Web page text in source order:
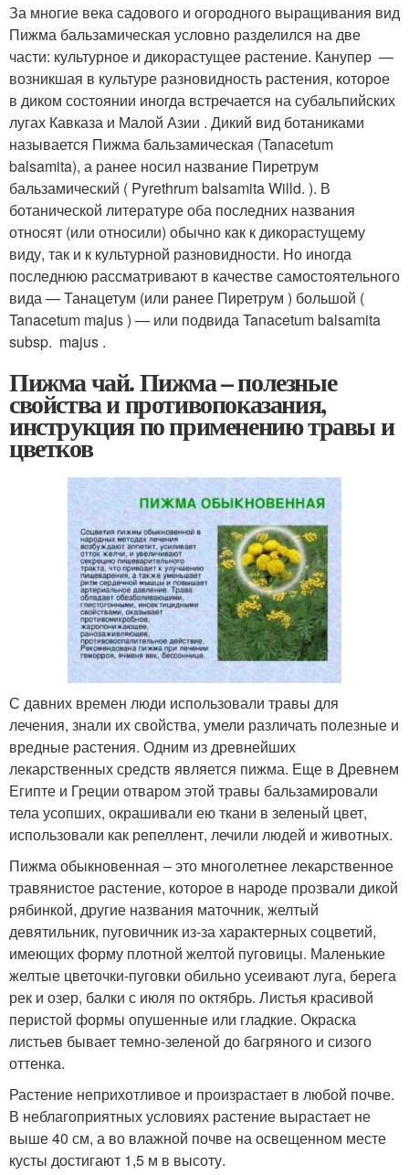
За многие века садового и огородного выращивания вид
Пижма бальзамическая условно разделился на две
части: культурное и дикорастущее растение. Канупер —
возникшая в культуре разновидность растения, которое
в диком состоянии иногда встречается на субальпийских
лугах Кавказа и Малой Азии . Дикий вид ботаниками
называется Пижма бальзамическая (Tanacetum
balsamita), а ранее носил название Пиретрум
бальзамический ( Pyrethrum balsamita Willd. ). В
ботанической литературе оба последних названия
относят (или относили) обычно как к дикорастущему
виду, так и к культурной разновидности. Но иногда
последнюю рассматривают в качестве самостоятельного
вида — Танацетум (или ранее Пиретрум ) большой (
Tanacetum majus ) — или подвида Tanacetum balsamita
subsp. majus .
Пижма чай. Пижма – полезные
свойства и противопоказания,
инструкция по применению травы и
цветков
С давних времен люди использовали травы для
лечения, знали их свойства, умели различать полезные и
вредные растения. Одним из древнейших
лекарственных средств является пижма. Еще в Древнем
Египте и Греции отваром этой травы бальзамировали
тела усопших, окрашивали ею ткани в зеленый цвет,
использовали как репеллент, лечили людей и животных.
Пижма обыкновенная – это многолетнее лекарственное
травянистое растение, которое в народе прозвали дикой
рябинкой, другие названия маточник, желтый
девятильник, пуговичник из-за характерных соцветий,
имеющих форму плотной желтой пуговицы. Маленькие
желтые цветочки-пуговки обильно усеивают луга, берега
рек и озер, балки с июля по октябрь. Листья красивой
перистой формы опушенные или гладкие. Окраска
листьев бывает темно-зеленой до багряного и сизого
оттенка.
Растение неприхотливое и произрастает в любой почве.
В неблагоприятных условиях растение вырастает не
выше 40 см, а во влажной почве на освещенном месте
кусты достигают 1,5 м в высоту.